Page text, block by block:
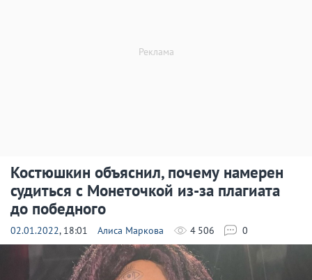
Костюшкин объяснил, почему намерен
судиться с Монеточкой из-за плагиата
до победного
02.01.2022, 18:01 Алиса Маркова 4 506 0